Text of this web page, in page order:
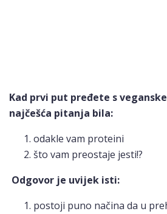
Kad prvi put pređete s
najčešća pitanja bila:
odakle vam proteini
što vam preostaje jesti!?
Odgovor je uvijek isti:
postoji puno načina da u